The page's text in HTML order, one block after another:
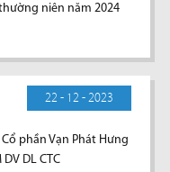
niên năm 2024
22 - 12 - 2023
phần Vạn Phát Hưng
DL CTC